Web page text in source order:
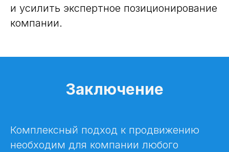
и усилить экспертное позиционирование
компании.
Заключение
Комплексный подход к продвижению
необходим для компании любого